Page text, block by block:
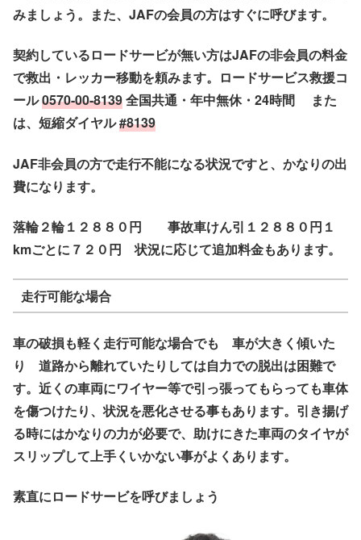
みましょう。また、JAFの会員の方はすぐに呼びます。
契約しているロードサービが無い方はJAFの非会員の料金
で救出・レッカー移動を頼みます。ロードサービス救援コ
ール0570-00-8139全国共通・年中無休・24時間 また
は、短縮ダイヤル#8139
JAF非会員の方で走行不能になる状況ですと、かなりの出
費になります。
落輪２輪１２８８０円 事故車けん引１２８８０円１
kmごとに７２０円 状況に応じて追加料金もあります。
走行可能な場合
車の破損も軽く走行可能な場合でも 車が大きく傾いた
り 道路から離れていたりしては自力での脱出は困難で
す。近くの車両にワイヤー等で引っ張ってもらっても車体
を傷つけたり、状況を悪化させる事もあります。引き揚げ
る時にはかなりの力が必要で、助けにきた車両のタイヤが
スリップして上手くいかない事がよくあります。
素直にロードサービを呼びましょう